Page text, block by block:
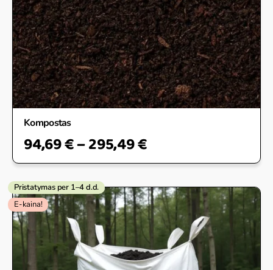
Kompostas
94,69€–295,49€
E-kaina!
Pristatymas per 1–4 d.d.
Original
price
was:
70,00 €.
Current
price
is:
63,00 €.